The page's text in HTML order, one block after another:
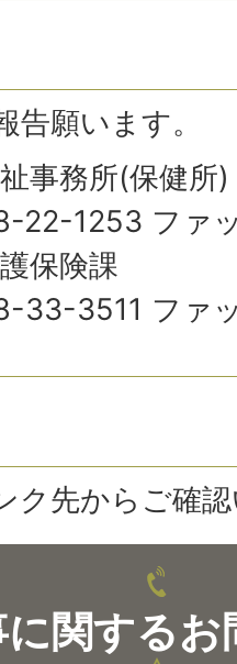
告願います。
事務所(保健所)
22-1253 ファ
保険課
33-3511 ファ
ク先からご確
関するお